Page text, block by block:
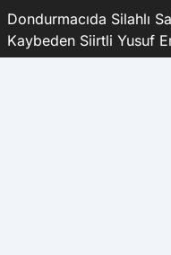
Silahlı
Siirtli Yusuf
9 Şüpheli Tutuklandı